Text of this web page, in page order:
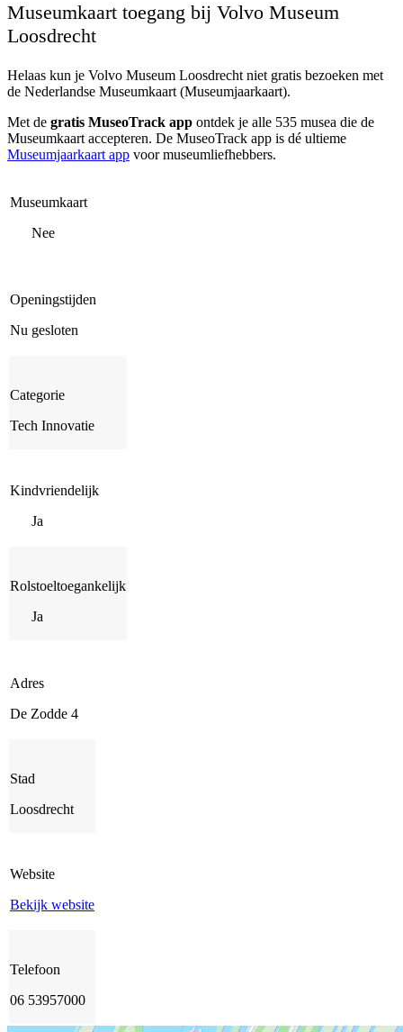
Museumkaart toegang bij Volvo Museum
Loosdrecht
Helaas kun je Volvo Museum Loosdrecht niet gratis bezoeken met
de Nederlandse Museumkaart (Museumjaarkaart).
Met de gratis MuseoTrack app ontdek je alle 535 musea die de
Museumkaart accepteren. De MuseoTrack app is dé ultieme
Museumjaarkaart app voor museumliefhebbers.
Museumkaart
Nee
Openingstijden
Nu gesloten
Categorie
Tech Innovatie
Kindvriendelijk
Ja
Rolstoeltoegankelijk
Ja
Adres
De Zodde 4
Stad
Loosdrecht
Website
Bekijk website
Telefoon
06 53957000